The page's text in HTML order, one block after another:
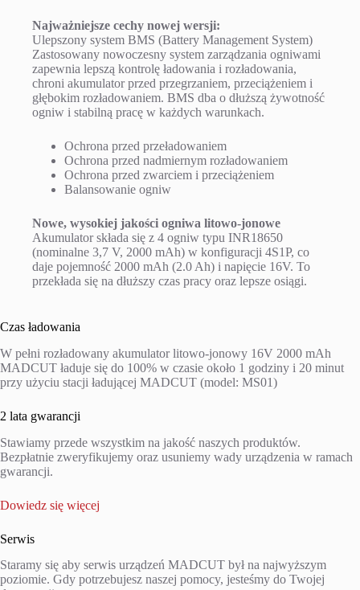
Najważniejsze cechy nowej wersji:
Ulepszony system BMS (Battery Management System)
Zastosowany nowoczesny system zarządzania ogniwami
zapewnia lepszą kontrolę ładowania i rozładowania,
chroni akumulator przed przegrzaniem, przeciążeniem i
głębokim rozładowaniem. BMS dba o dłuższą żywotność
ogniw i stabilną pracę w każdych warunkach.
Ochrona przed przeładowaniem
Ochrona przed nadmiernym rozładowaniem
Ochrona przed zwarciem i przeciążeniem
Balansowanie ogniw
Nowe, wysokiej jakości ogniwa litowo-jonowe
Akumulator składa się z 4 ogniw typu INR18650
(nominalne 3,7 V, 2000 mAh) w konfiguracji 4S1P, co
daje pojemność 2000 mAh (2.0 Ah) i napięcie 16V. To
przekłada się na dłuższy czas pracy oraz lepsze osiągi.
Czas ładowania
W pełni rozładowany akumulator litowo-jonowy 16V 2000 mAh
MADCUT ładuje się do 100% w czasie około 1 godziny i 20 minut
przy użyciu stacji ładującej MADCUT (model: MS01)
2 lata gwarancji
Stawiamy przede wszystkim na jakość naszych produktów.
Bezpłatnie zweryfikujemy oraz usuniemy wady urządzenia w ramach
gwarancji.
Dowiedz się więcej
Serwis
Staramy się aby serwis urządzeń MADCUT był na najwyższym
poziomie. Gdy potrzebujesz naszej pomocy, jesteśmy do Twojej